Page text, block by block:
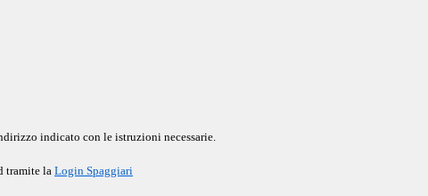
indicato con le istruzioni necessarie.
tramite la Login Spaggiari